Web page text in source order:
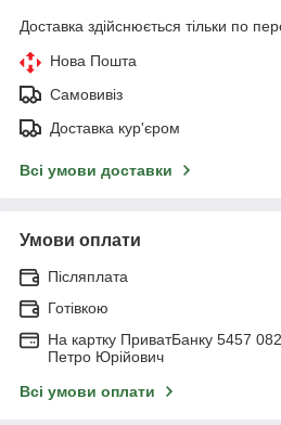
Доставка здійснюється тільки по
Нова Пошта
Самовивіз
Доставка кур'єром
Всі умови доставки
Умови оплати
Післяплата
Готівкою
На картку ПриватБанку 5457
Петро Юрійович
Всі умови оплати